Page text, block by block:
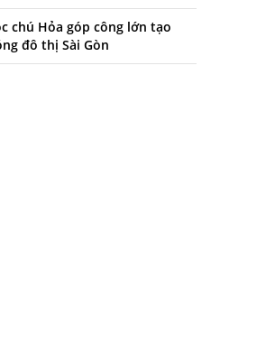
chú Hỏa góp công lớn tạo
đô thị Sài Gòn